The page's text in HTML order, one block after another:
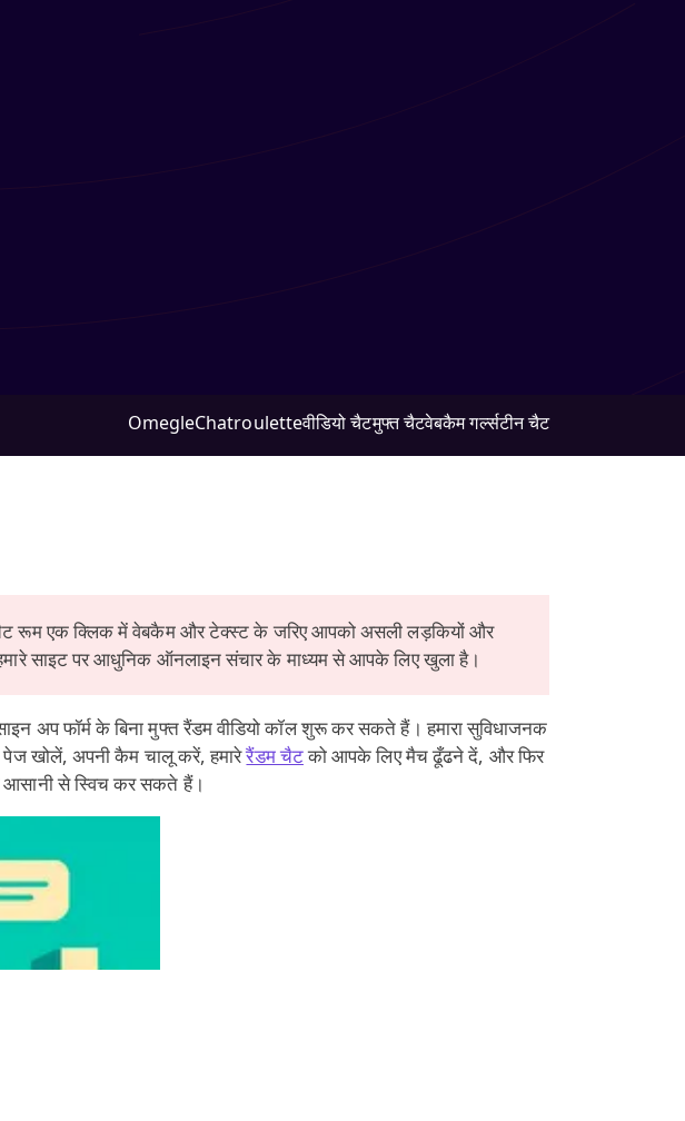
OmegleChatrouletteवीडियो चैटमुफ्त चैटवेबकैम गर्ल्सटीन चैट
चैट रूम एक क्लिक में वेबकैम और टेक्स्ट के जरिए आपको असली लड़कियों और
साइट पर आधुनिक ऑनलाइन संचार के माध्यम से आपके लिए खुला है।
अप फॉर्म के बिना मुफ्त रैंडम वीडियो कॉल शुरू कर सकते हैं। हमारा सुविधाजनक
खोलें, अपनी कैम चालू करें, हमारेरैंडम चैटको आपके लिए मैच ढूँढने दें, और फिर
आसानी से स्विच कर सकते हैं।